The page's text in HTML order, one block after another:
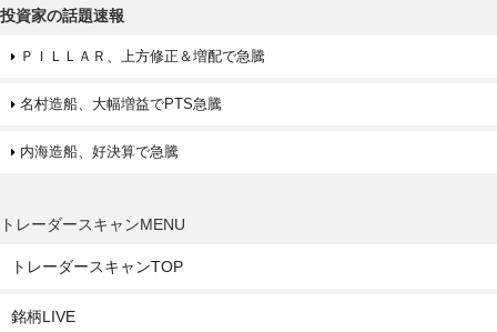
投資家の話題速報
ＰＩＬＬＡＲ、上方修正＆増配で急騰
名村造船、大幅増益でPTS急騰
内海造船、好決算で急騰
トレーダースキャンMENU
トレーダースキャンTOP
銘柄LIVE